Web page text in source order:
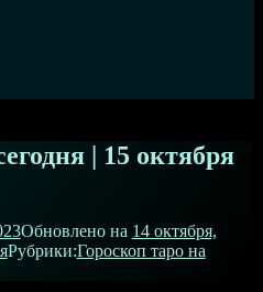
| 15 октября
Обновлено на 14 октября,
Рубрики:Гороскоп таро на